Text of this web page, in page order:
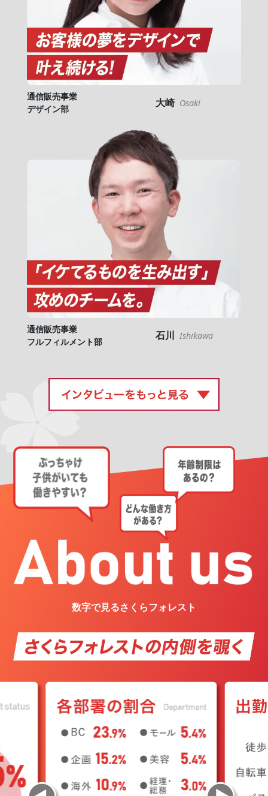
通信販売事業
デザイン部
大崎 Osaki
通信販売事業
フルフィルメント部
石川 Ishikawa
数字で見るさくらフォレスト